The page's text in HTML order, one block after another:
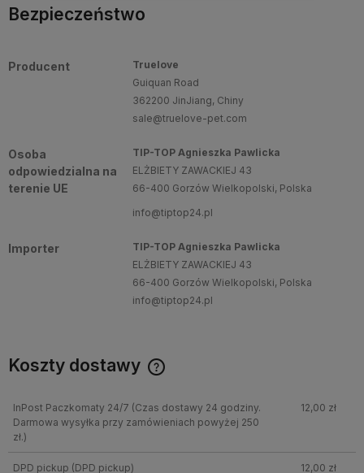
Bezpieczeństwo
Producent
Truelove
Guiquan Road
362200 JinJiang, Chiny
sale@truelove-pet.com
Osoba
odpowiedzialna na
terenie UE
TIP-TOP Agnieszka Pawlicka
ELŻBIETY ZAWACKIEJ 43
66-400 Gorzów Wielkopolski, Polska
info@tiptop24.pl
Importer
TIP-TOP Agnieszka Pawlicka
ELŻBIETY ZAWACKIEJ 43
66-400 Gorzów Wielkopolski, Polska
info@tiptop24.pl
Koszty dostawy
InPost Paczkomaty 24/7 (Czas dostawy 24 godziny.
Darmowa wysyłka przy zamówieniach powyżej 250
zł.)
12,00 zł
DPD pickup (DPD pickup) 12,00 zł